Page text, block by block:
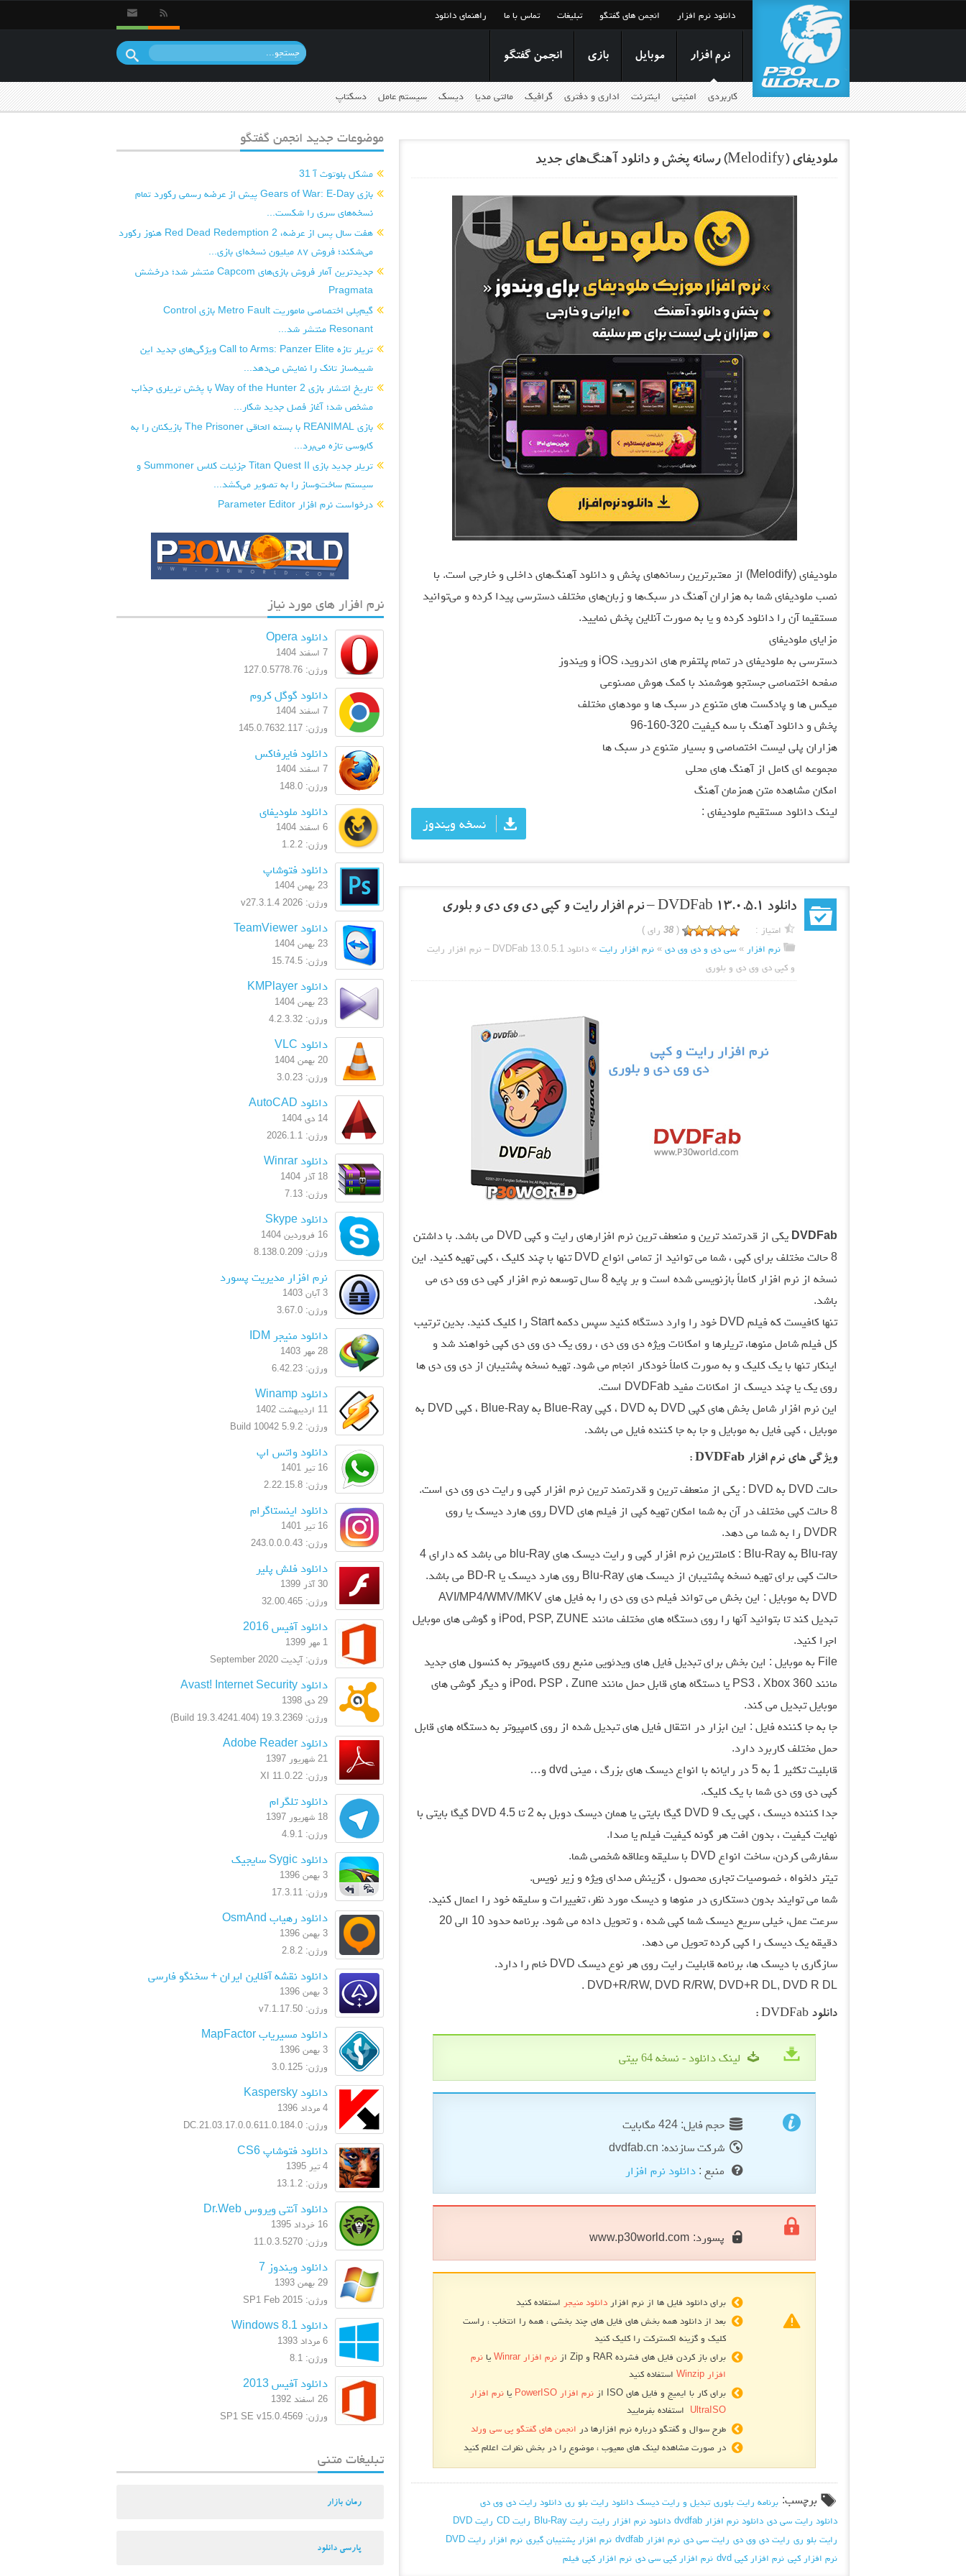
دانلود نرم افزار انجمن های گفتگو تبلیغات تماس با ما راهنمای دانلود
نرم افزار
کاربردی امنیتی اینترنت اداری و دفتری گرافیک مالتی مدیا دیسک سیستم عامل دسکتاپ
موبایل بازی انجمن گفتگو
ملودیفای (Melodify) رسانه پخش و دانلود آهنگ‌های جدید
ملودیفای (Melodify) از معتبرترین رسانه‌های پخش و دانلود آهنگ‌های داخلی و خارجی است. با
نصب ملودیفای شما به هزاران آهنگ در سبک‌ها و زبان‌های مختلف دسترسی پیدا کرده و می‌توانید
مستقیما آن را دانلود کرده و یا به صورت آنلاین پخش نمایید.
مزایای ملودیفای
دسترسی به ملودیفای در تمام پلتفرم های اندروید، iOS و ویندوز
صفحه اختصاصی جستجو هوشمند با کمک هوش مصنوعی
میکس ها و پادکست های متنوع در سبک ها و مودهای مختلف
پخش و دانلود آهنگ با سه کیفیت 320-160-96
هزاران پلی لیست اختصاصی و بسیار متنوع در سبک ها
مجموعه ای کامل از آهنگ های محلی
امکان مشاهده متن همزمان آهنگ
لینک دانلود مستقیم ملودیفای :
نسخه ویندوز
دانلود DVDFab 13.0.5.1 – نرم افزار رایت و کپی دی وی دی و بلوری
امتیاز : (
38رای )
نرم افزار » سی دی و دی وی دی» نرم افزار رایت»
دانلود DVDFab 13.0.5.1 – نرم افزار رایت
و کپی دی وی دی و بلوری
DVDFab
یکی از قدرتمند ترین و منعطف ترین نرم افزارهای رایت و کپی DVD می باشد. با داشتن
8 حالت مختلف برای کپی ، شما می توانید از تمامی انواع DVD تنها با چند کلیک ، کپی تهیه کنید. این
نسخه از نرم افزار کاملاً بازنویسی شده است و بر پایه 8 سال توسعه نرم افزار کپی دی وی دی می
باشد.
تنها کافیست که فیلم DVD خود را وارد دستگاه کنید سپس دکمه Start را کلیک کنید. بدین ترتیب
کل فیلم شامل منوها، تریلرها و امکانات ویژه دی وی دی ، روی یک دی وی دی کپی خواهند شد و
اینکار تنها با یک کلیک و به صورت کاملاً خودکار انجام می شود. تهیه نسخه پشتیبان از دی وی دی ها
روی یک یا چند دیسک از امکانات مفید DVDFab است.
این نرم افزار شامل بخش های کپی DVD به DVD ، کپی Blue-Ray به Blue-Ray ، کپی DVD به
موبایل ، کپی فایل به موبایل و جا به جا کننده فایل می باشد.
ویژگی های نرم افزار DVDFab :
حالت DVD به DVD : یکی از منعطف ترین و قدرتمند ترین نرم افزار کپی و رایت دی وی دی است.
8 حالت کپی مختلف در آن به شما امکان تهیه کپی از فیلم های DVD روی هارد دیسک یا روی
DVDR را به شما می دهد.
Blu-ray به Blu-Ray : کاملترین نرم افزار کپی و رایت دیسک های blu-Ray می باشد که دارای 4
حالت کپی برای تهیه نسخه پشتیبان از دیسک های Blu-Ray روی هارد دیسک یا BD-R می باشد.
DVD به موبایل : این بخش می تواند فیلم دی وی دی را به فایل های AVI/MP4/WMV/MKV
تبدیل کند تا بتوانید آنها را روی دستگاه های مختلف مانند iPod, PSP, ZUNE و گوشی های موبایل
اجرا کنید.
File به موبایل : این بخش برای تبدیل فایل های ویدئویی منبع روی کامپیوتر به کنسول های جدید
مانند PS3 ، Xbox 360 یا دستگاه های قابل حمل مانند iPod، PSP ، Zune و دیگر گوشی های
موبایل تبدیل می کند.
جا به جا کننده فایل : این ابزار در انتقال فایل های تبدیل شده از روی کامپیوتر به دستگاه های قابل
حمل مختلف کاربرد دارد.
قابلیت تکثیر 1 به 5 در رایانه با انواع دیسک های بزرگ ، مینی dvd و…
کپی دی وی دی شما با یک کلیک.
جدا کننده دیسک ، کپی یک DVD 9 گیگا بایتی یا همان دیسک دوبل به 2 تا DVD 4.5 گیگا بایتی با
نهایت کیفیت ، بدون افت هر گونه کیفیت فیلم یا صدا.
سفارشی کردن، ساخت انواع DVD با سلیقه وعلاقه شخصی شما.
تیتر دلخواه ، خصوصیات تجاری محصول ، گزینش صدای ویژه و زیر نویس.
شما می توایند بدون دستکاری در منوها و دیسک مورد نظر، تغییرات و سلیقه خود را اعمال کنید.
سرعت عمل، خیلی سریع دیسک شما کپی شده ، و تحویل داده می شود. برنامه حدود 10 الی 20
دقیقه یک دیسک را کپی کرده تحویل می دهد.
سازگاری با دیسک ها، برنامه قابلیت رایت روی هر نوع دیسک DVD خام را دارد.
DVD+R/RW, DVD R/RW, DVD+R DL, DVD R DL .
دانلود DVDFab :
لینک دانلود - نسخه 64 بیتی
حجم فایل: 424 مگابایت
شرکت سازنده: dvdfab.cn
منبع : دانلود نرم افزار
پسورد: www.p30world.com
برای دانلود فایل ها از نرم افزار دانلود منیجر استفاده کنید
بعد از دانلود همه بخش های فایل های چند بخشی ، همه را انتخاب ، راست
کلیک و گزینه اکسترکت را کلیک کنید
برای باز کردن فایل های فشرده RAR و Zip از
نرم افزار Winrar یا نرم
افزار Winzip
استفاده کنید
برای کار با ایمیج و فایل های ISO از
نرم افزار PowerISO یا نرم افزار
UltraISO استفاده بفرمایید
طرح سوال و گفتگو درباره نرم افزارها در انجمن های گفتگو پی سی ورلد
در صورت مشاهده لینک های معیوب ، موضوع را در بخش نظرات اعلام کنید
برچسب: برنامه رایت بلوری تبدیل و رایت دیسک دانلود رایت بلو ری دانلود رایت دی وی دی
دانلود رایت سی دی دانلود نرم افزار dvdfab دانلود نرم افزار رایت رایت Blu-Ray رایت CD
رایت DVD
رایت بلو ری رایت دی وی دی رایت سی دی نرم افزار dvdfab نرم افزار پشتیبان گیری نرم افزار رایت DVD
نرم افزار کپی نرم افزار کپی dvd نرم افزار کپی سی دی نرم افزار کپی فیلم
موضوعات جدید انجمن گفتگو
مشکل بلوتوث آ 31
بازی Gears of War: E-Day پیش از عرضه رسمی رکورد تمام
نسخه‌های سری را شکست...
هفت سال پس از عرضه، Red Dead Redemption 2 هنوز رکورد
می‌شکند؛ فروش ۸۷ میلیون نسخه‌ای بازی...
جدیدترین آمار فروش بازی‌های Capcom منتشر شد؛ درخشش
Pragmata
گیم‌پلی اختصاصی ماموریت Metro Fault بازی Control
Resonant منتشر شد...
تریلر تازه Call to Arms: Panzer Elite ویژگی‌های جدید این
شبیه‌ساز تانک را نمایش می‌دهد...
تاریخ انتشار بازی Way of the Hunter 2 با پخش تریلری جذاب
مشخص شد؛ آغاز فصل جدید شکار...
بازی REANIMAL با بسته الحاقی The Prisoner بازیکنان را به
کابوسی تازه می‌برد...
تریلر جدید بازی Titan Quest II جزئیات کلاس Summoner و
سیستم ساخت‌وساز را به تصویر می‌کشد...
درخواست نرم افزار Parameter Editor
نرم افزار های مورد نیاز
دانلود Opera
7 اسفند 1404
ورژن: 127.0.5778.76
دانلود گوگل کروم
7 اسفند 1404
ورژن: 145.0.7632.117
دانلود فایرفاکس
7 اسفند 1404
ورژن: 148.0
دانلود ملودیفای
6 اسفند 1404
ورژن: 1.2.2
دانلود فتوشاپ
23 بهمن 1404
ورژن: 2026 v27.3.1.4
دانلود TeamViewer
23 بهمن 1404
ورژن: 15.74.5
دانلود KMPlayer
23 بهمن 1404
ورژن: 4.2.3.32
دانلود VLC
20 بهمن 1404
ورژن: 3.0.23
دانلود AutoCAD
14 دی 1404
ورژن: 2026.1.1
دانلود Winrar
18 آذر 1404
ورژن: 7.13
دانلود Skype
16 فروردین 1404
ورژن: 8.138.0.209
نرم افزار مدیریت پسورد
3 آبان 1403
ورژن: 3.67.0
دانلود منیجر IDM
28 مهر 1403
ورژن: 6.42.23
دانلود Winamp
11 اردیبهشت 1402
ورژن: 5.9.2 Build 10042
دانلود واتس اپ
16 تیر 1401
ورژن: 2.22.15.8
دانلود اینستاگرام
16 تیر 1401
ورژن: 243.0.0.0.43
دانلود فلش پلیر
30 آذر 1399
ورژن: 32.00.465
دانلود آفیس 2016
1 مهر 1399
ورژن: آپدیت September 2020
دانلود Avast! Internet Security
29 دی 1398
ورژن: 19.3.2369 (Build 19.3.4241.404)
دانلود Adobe Reader
21 شهریور 1397
ورژن: XI 11.0.22
دانلود تلگرام
18 شهریور 1397
ورژن: 4.9.1
دانلود Sygic سایجیک
3 بهمن 1396
ورژن: 17.3.11
دانلود رهیاب OsmAnd
3 بهمن 1396
ورژن: 2.8.2
دانلود نقشه آفلاین ایران + سخنگو فارسی
3 بهمن 1396
ورژن: v7.1.17.50
دانلود مسیریاب MapFactor
3 بهمن 1396
ورژن: 3.0.125
دانلود Kaspersky
4 مرداد 1396
ورژن: 17.0.0.611.0.184.0.DC.21.03
دانلود فتوشاپ CS6
4 تیر 1395
ورژن: 13.1.2
دانلود آنتی ویروس Dr.Web
16 خرداد 1395
ورژن: 11.0.3.5270
دانلود ویندوز 7
29 بهمن 1393
ورژن: SP1 Feb 2015
دانلود Windows 8.1
6 مرداد 1393
ورژن: 8.1
دانلود آفیس 2013
26 اسفند 1392
ورژن: SP1 SE v15.0.4569
تبلیغات متنی
رمان بازار
پارسی دانلود